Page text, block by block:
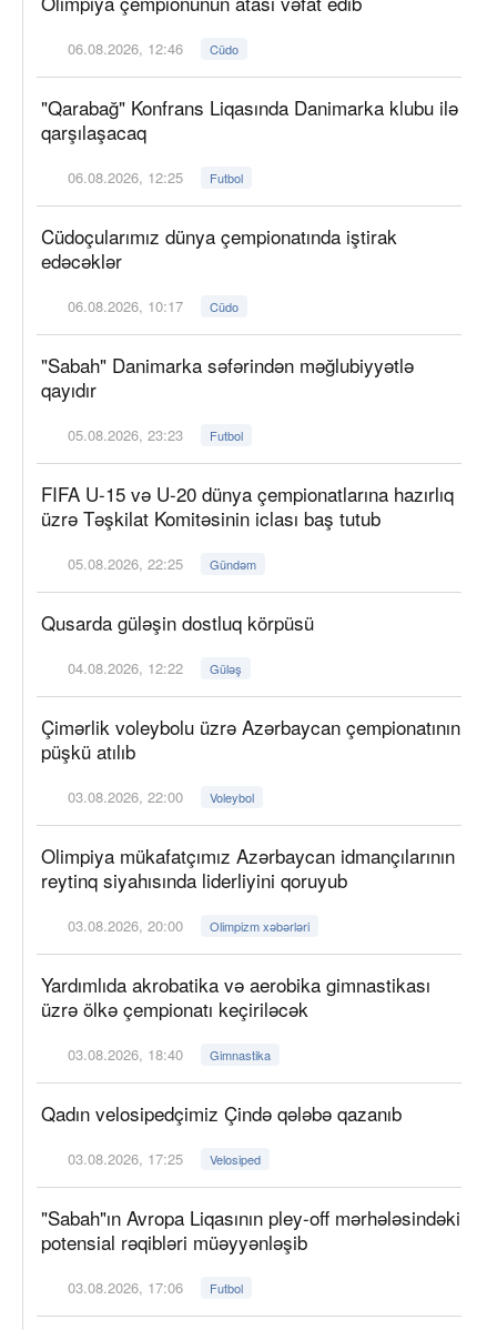
06.08.2026, 12:46 Cüdo
"Qarabağ" Konfrans Liqasında Danimarka klubu ilə
qarşılaşacaq
06.08.2026, 12:25 Futbol
Cüdoçularımız dünya çempionatında iştirak
edəcəklər
06.08.2026, 10:17 Cüdo
"Sabah" Danimarka səfərindən məğlubiyyətlə
qayıdır
05.08.2026, 23:23 Futbol
FIFA U-15 və U-20 dünya çempionatlarına hazırlıq
üzrə Təşkilat Komitəsinin iclası baş tutub
05.08.2026, 22:25 Gündəm
Qusarda güləşin dostluq körpüsü
04.08.2026, 12:22 Güləş
Çimərlik voleybolu üzrə Azərbaycan çempionatının
püşkü atılıb
03.08.2026, 22:00 Voleybol
Olimpiya mükafatçımız Azərbaycan idmançılarının
reytinq siyahısında liderliyini qoruyub
03.08.2026, 20:00 Olimpizm xəbərləri
Yardımlıda akrobatika və aerobika gimnastikası
üzrə ölkə çempionatı keçiriləcək
03.08.2026, 18:40 Gimnastika
Qadın velosipedçimiz Çində qələbə qazanıb
03.08.2026, 17:25 Velosiped
"Sabah"ın Avropa Liqasının pley-off mərhələsindəki
potensial rəqibləri müəyyənləşib
03.08.2026, 17:06 Futbol